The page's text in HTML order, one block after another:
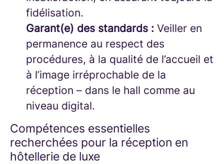
fidélisation.
Garant(e) des standards : Veiller en
permanence au respect des
procédures, à la qualité de l’accueil et
à l’image irréprochable de la
réception – dans le hall comme au
niveau digital.
Compétences essentielles
recherchées pour la réception en
hôtellerie de luxe